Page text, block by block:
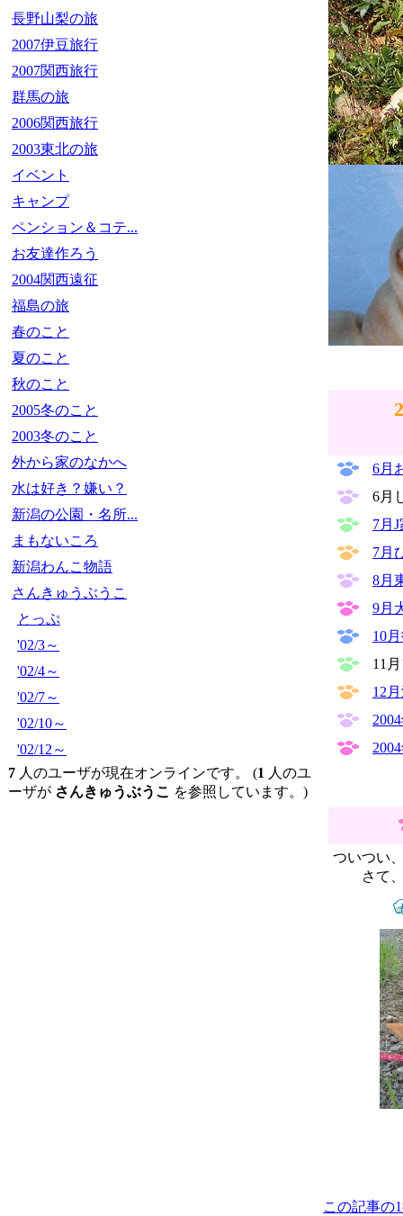
長野山梨の旅
2007伊豆旅行
2007関西旅行
群馬の旅
2006関西旅行
2003東北の旅
イベント
キャンプ
ペンション＆コテ...
お友達作ろう
2004関西遠征
福島の旅
春のこと
夏のこと
秋のこと
2005冬のこと
2003冬のこと
外から家のなかへ
水は好き？嫌い？
新潟の公園・名所...
まもないころ
新潟わんこ物語
さんきゅうぶうこ
とっぷ
'02/3～
'02/4～
'02/7～
'02/10～
'02/12～
7 人のユーザが現在オンラインです。 (1 人のユ
ーザが さんきゅうぶうこ を参照しています。)
6月
6月
7月
7月
8月
9月
10
11
12
ついつい
さて
この記事の